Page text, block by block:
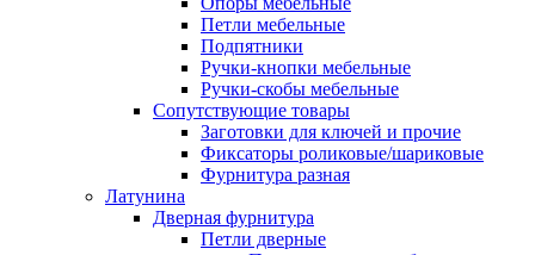
Петли мебельные
Подпятники
Ручки-кнопки мебельные
Ручки-скобы мебельные
Сопутствующие товары
Заготовки для ключей и прочие
Фиксаторы роликовые/шариковые
Фурнитура разная
Латунина
Дверная фурнитура
Петли дверные